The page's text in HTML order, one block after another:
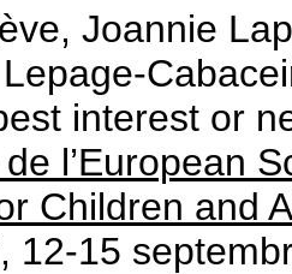
Joannie
interest or
l’European
Children and
12-15